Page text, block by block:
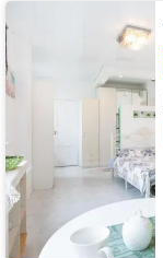
Apart-
hotel
in
Red
Whale